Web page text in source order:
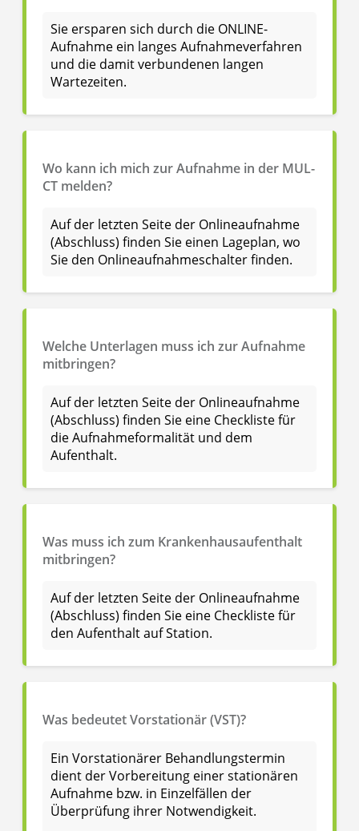
Sie ersparen sich durch die ONLINE-
Aufnahme ein langes Aufnahmeverfahren
und die damit verbundenen langen
Wartezeiten.
Wo kann ich mich zur Aufnahme in der MUL-
CT melden?
Auf der letzten Seite der Onlineaufnahme
(Abschluss) finden Sie einen Lageplan, wo
Sie den Onlineaufnahmeschalter finden.
Welche Unterlagen muss ich zur Aufnahme
mitbringen?
Auf der letzten Seite der Onlineaufnahme
(Abschluss) finden Sie eine Checkliste für
die Aufnahmeformalität und dem
Aufenthalt.
Was muss ich zum Krankenhausaufenthalt
mitbringen?
Auf der letzten Seite der Onlineaufnahme
(Abschluss) finden Sie eine Checkliste für
den Aufenthalt auf Station.
Was bedeutet Vorstationär (VST)?
Ein Vorstationärer Behandlungstermin
dient der Vorbereitung einer stationären
Aufnahme bzw. in Einzelfällen der
Überprüfung ihrer Notwendigkeit.